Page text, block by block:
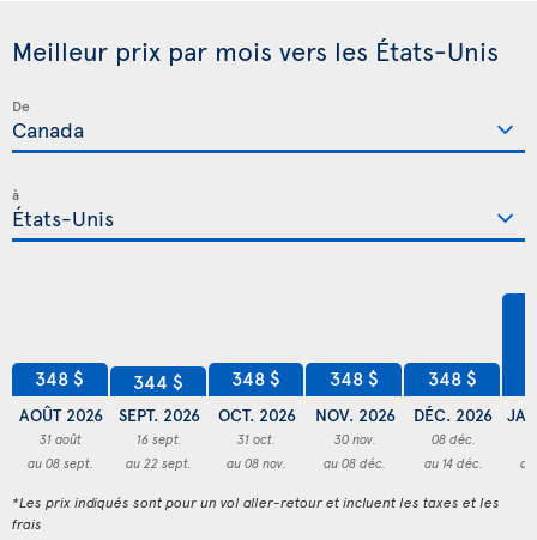
Meilleur prix par mois vers les États-Unis
De
à
348 $
AOÛT 2026
31 août
au 08 sept.
344 $
SEPT. 2026
16 sept.
au 22 sept.
348 $
OCT. 2026
31 oct.
au 08 nov.
348 $
NOV. 2026
30 nov.
au 08 déc.
348 $
DÉC. 2026
08 déc.
au 14 déc.
*Les prix indiqués sont pour un vol aller-retour et incluent les taxes et les
frais